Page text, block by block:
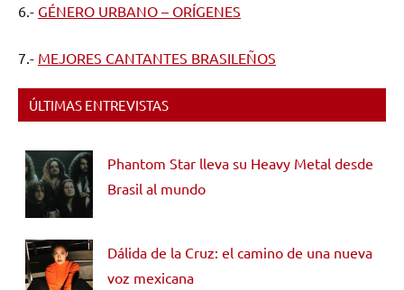
6.- GÉNERO URBANO – ORÍGENES
7.- MEJORES CANTANTES BRASILEÑOS
ÚLTIMAS ENTREVISTAS
Phantom Star lleva su Heavy Metal desde
Brasil al mundo
Dálida de la Cruz: el camino de una nueva
voz mexicana